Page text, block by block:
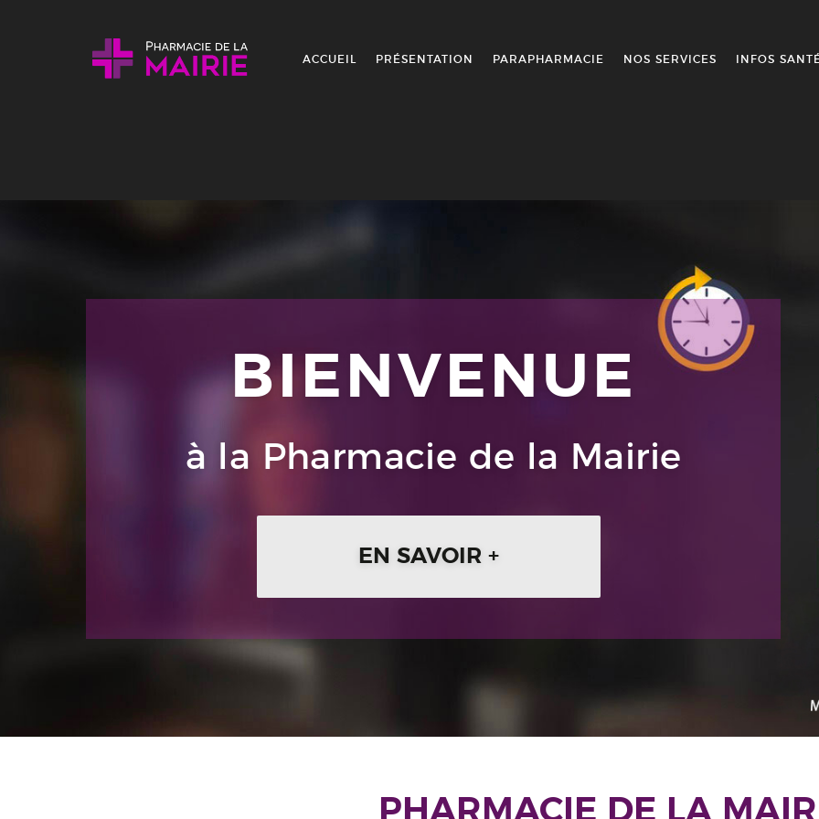
ACCUEIL PRÉSENTATION PARAPHARMACIE NOS SERVICES INFOS
BIENVENUE
à la Pharmacie de la Mairie
EN SAVOIR +
PHARMACIE DE LA